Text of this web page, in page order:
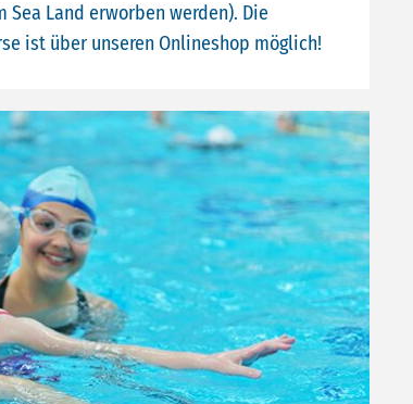
Land erworben werden). Die
ist über unseren Onlineshop möglich!